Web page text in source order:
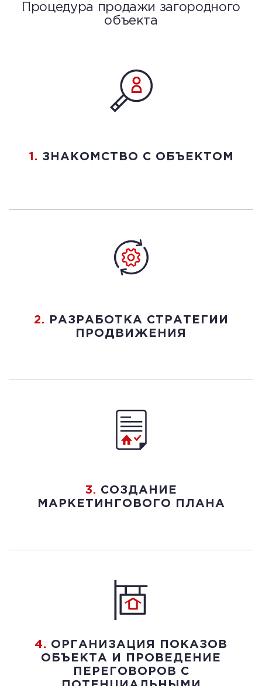
Процедура продажи загородного
объекта
1. ЗНАКОМСТВО С ОБЪЕКТОМ
2. РАЗРАБОТКА СТРАТЕГИИ
ПРОДВИЖЕНИЯ
3. СОЗДАНИЕ
МАРКЕТИНГОВОГО ПЛАНА
4. ОРГАНИЗАЦИЯ ПОКАЗОВ
ОБЪЕКТА И ПРОВЕДЕНИЕ
ПЕРЕГОВОРОВ С